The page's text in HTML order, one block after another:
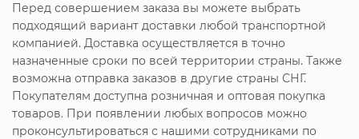
Перед совершением заказа вы можете выбрать
подходящий вариант доставки любой транспортной
компанией. Доставка осуществляется в точно
назначенные сроки по всей территории страны. Также
возможна отправка заказов в другие страны СНГ.
Покупателям доступна розничная и оптовая покупка
товаров. При появлении любых вопросов можно
проконсультироваться с нашими сотрудниками по